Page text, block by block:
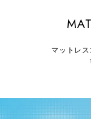
マットレ